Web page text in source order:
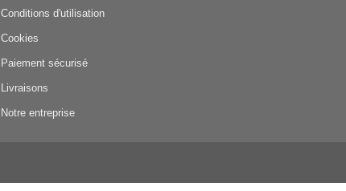
Conditions d'utilisation
Cookies
Paiement sécurisé
Livraisons
Notre entreprise